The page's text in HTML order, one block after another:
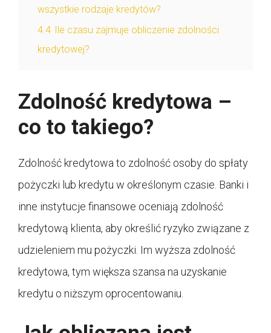
wszystkie rodzaje kredytów?
4.4 Ile czasu zajmuje obliczenie zdolności
kredytowej?
Zdolność kredytowa –
co to takiego?
Zdolność kredytowa to zdolność osoby do spłaty
pożyczki lub kredytu w określonym czasie. Banki i
inne instytucje finansowe oceniają zdolność
kredytową klienta, aby określić ryzyko związane z
udzieleniem mu pożyczki. Im wyższa zdolność
kredytowa, tym większa szansa na uzyskanie
kredytu o niższym oprocentowaniu.